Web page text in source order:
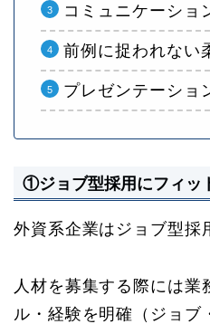
コミュニケーショ
前例に捉われない
プレゼンテーショ
①ジョブ型採用にフィッ
外資系企業はジョブ型採
人材を募集する際には業
ル・経験を明確（ジョブ